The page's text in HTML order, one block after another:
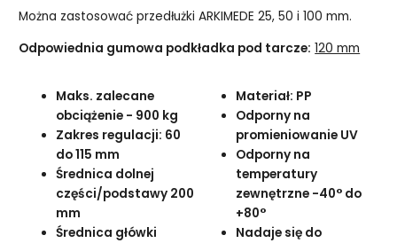
Można zastosować przedłużki ARKIMEDE 25, 50 i 100 mm.
Odpowiednia gumowa podkładka pod tarcze: 120 mm
Maks. zalecane
obciążenie - 900 kg
Zakres regulacji: 60
do 115 mm
Średnica dolnej
części/podstawy 200
mm
Średnica główki
Materiał: PP
Odporny na
promieniowanie UV
Odporny na
temperatury
zewnętrzne -40° do
+80°
Nadaje się do